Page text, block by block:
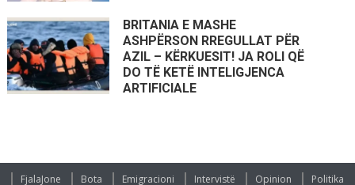
BRITANIA E MASHE
ASHPËRSON RREGULLAT PËR
AZIL – KËRKUESIT! JA ROLI QË
DO TË KETË INTELIGJENCA
ARTIFICIALE
FjalaJone Bota Emigracioni Intervistë Opinion Politika